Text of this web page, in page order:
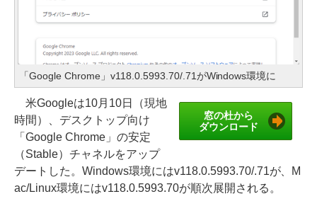
「Google Chrome」v118.0.5993.70/.71がWindows環境に
窓の杜から
ダウンロード
米Googleは10月10日（現地
時間）、デスクトップ向け
「Google Chrome」の安定
（Stable）チャネルをアップ
デートした。Windows環境にはv118.0.5993.70/.71が、M
ac/Linux環境にはv118.0.5993.70が順次展開される。